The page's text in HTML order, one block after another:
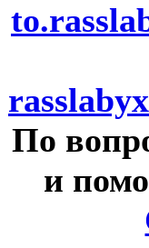
По
и